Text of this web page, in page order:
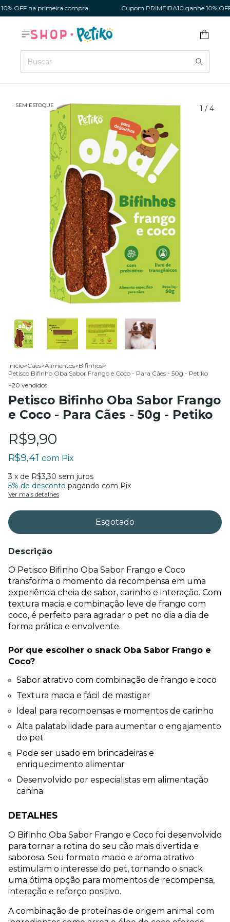
OFF na primeira compra Cupom PRIMEIRA10 ganhe 10%
SEM ESTOQUE 1 / 4
Início>Cães>Alimentos>Bifinhos>
Petisco Bifinho Oba Sabor Frango e Coco - Para Cães - 50g - Petiko
+20 vendidos
Petisco Bifinho Oba Sabor Frango
e Coco - Para Cães - 50g - Petiko
R$9,90
R$9,41 com Pix
3 x de R$3,30 sem juros
5% de desconto pagando com Pix
Ver mais detalhes
Descrição
O Petisco Bifinho Oba Sabor Frango e Coco
transforma o momento da recompensa em uma
experiência cheia de sabor, carinho e interação. Com
textura macia e combinação leve de frango com
coco, é perfeito para agradar o pet no dia a dia de
forma prática e envolvente.
Por que escolher o snack Oba Sabor Frango e
Coco?
Sabor atrativo com combinação de frango e coco
Textura macia e fácil de mastigar
Ideal para recompensas e momentos de carinho
Alta palatabilidade para aumentar o engajamento
do pet
Pode ser usado em brincadeiras e
enriquecimento alimentar
Desenvolvido por especialistas em alimentação
canina
DETALHES
O Bifinho Oba Sabor Frango e Coco foi desenvolvido
para tornar a rotina do seu cão mais divertida e
saborosa. Seu formato macio e aroma atrativo
estimulam o interesse do pet, tornando o snack
uma ótima opção para momentos de recompensa,
interação e reforço positivo.
A combinação de proteínas de origem animal com